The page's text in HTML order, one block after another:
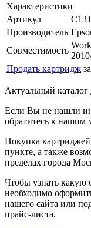
Характеристики
Артикул
Производитель
Совместимость
Продать картридж
Актуальный каталог
Если Вы не нашли
обратитесь к нашим
Покупка
пункте, а также
пределах города
Чтобы узнать
необходимо
нашего сайта или
прайс-листа.